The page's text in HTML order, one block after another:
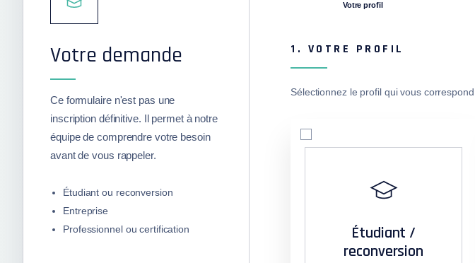
Votre demande
Ce formulaire n'est pas une
inscription définitive. Il permet à notre
équipe de comprendre votre besoin
avant de vous rappeler.
Étudiant ou reconversion
Entreprise
Professionnel ou certification
Votre profil
1. VOTRE PROFIL
Sélectionnez le profil qui vous correspond.
Étudiant /
reconversion